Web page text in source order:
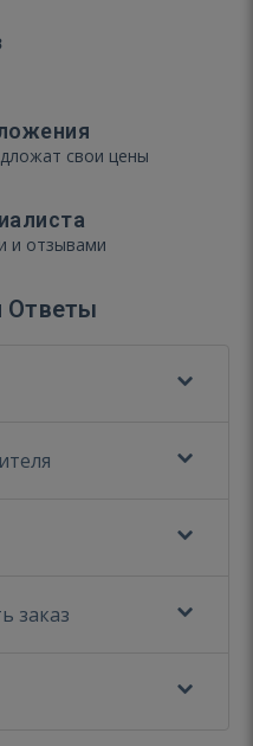
свои цены
и отзывами
Ответы
заказ